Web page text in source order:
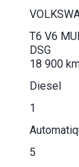
T6 V6
DSG
18 900
Diesel
1
5